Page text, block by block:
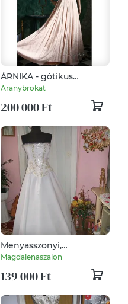
ÁRNIKA - gótikus
menyasszony-ruha
Aranybrokat
200 000 Ft
Menyasszonyi,
menyecske, alkalmi, báli
ruha. magyaros.
Magdalenaszalon
139 000 Ft